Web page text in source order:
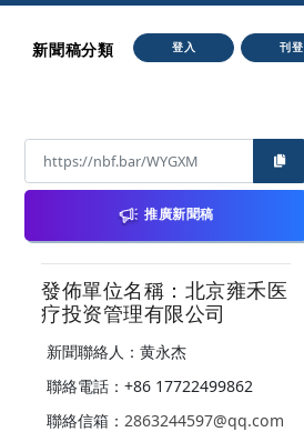
新聞稿分類 登入 刊登
推廣新聞稿
發佈單位名稱：北京雍禾医
疗投资管理有限公司
新聞聯絡人：黄永杰
聯絡電話：+86 17722499862
聯絡信箱： 2863244597@qq.com